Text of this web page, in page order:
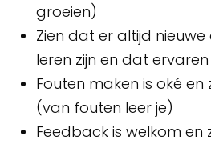
groeien)
Zien dat er altijd
leren zijn en dat
Fouten maken is oké en
(van fouten leer je)
Feedback is welkom